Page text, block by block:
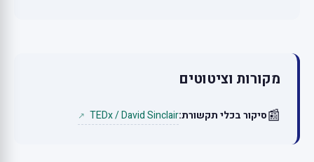
מקורות וציטוטים
📰סיקור בכלי תקשורת:TEDx / David Sinclair
↗